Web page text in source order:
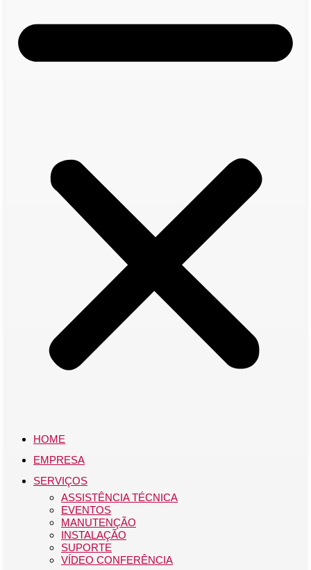
HOME
EMPRESA
SERVIÇOS
ASSISTÊNCIA TÉCNICA
EVENTOS
MANUTENÇÃO
INSTALAÇÃO
SUPORTE
VÍDEO CONFERÊNCIA